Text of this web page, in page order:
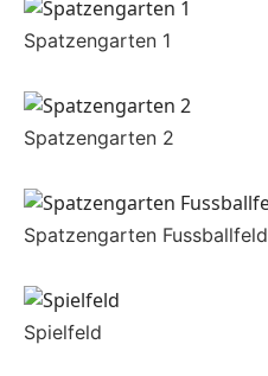
Spatzengarten 1
Spatzengarten 2
Spatzengarten Fussballfeld
Spielfeld